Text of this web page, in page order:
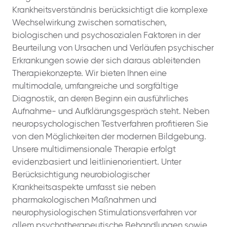
Krankheitsverständnis berücksichtigt die komplexe
Wechselwirkung zwischen somatischen,
biologischen und psychosozialen Faktoren in der
Beurteilung von Ursachen und Verläufen psychischer
Erkrankungen sowie der sich daraus ableitenden
Therapiekonzepte. Wir bieten Ihnen eine
multimodale, umfangreiche und sorgfältige
Diagnostik, an deren Beginn ein ausführliches
Aufnahme- und Aufklärungsgespräch steht. Neben
neuropsychologischen Testverfahren profitieren Sie
von den Möglichkeiten der modernen Bildgebung.
Unsere multidimensionale Therapie erfolgt
evidenzbasiert und leitlinienorientiert. Unter
Berücksichtigung neurobiologischer
Krankheitsaspekte umfasst sie neben
pharmakologischen Maßnahmen und
neurophysiologischen Stimulationsverfahren vor